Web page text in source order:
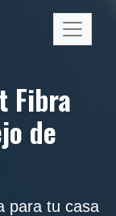
Fibra
de
para tu casa